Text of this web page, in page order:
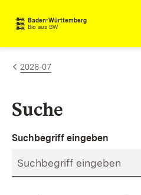
Zum Inhalt springen
Baden-Württemberg
Bio aus BW
2026-07
Suche
Suchbegriff eingeben